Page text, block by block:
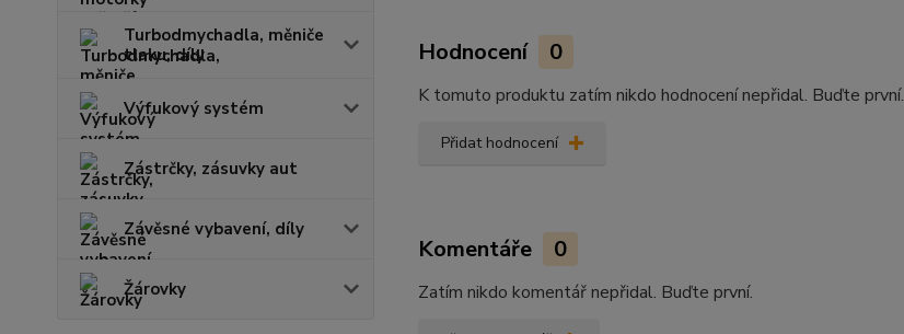
Turbodmychadla, měniče
tlaku, díly
Výfukový systém
Zástrčky, zásuvky aut
Závěsné vybavení, díly
Žárovky
Hodnocení 0
K tomuto produktu zatím nikdo hodnocení nepřidal. Buďte první.
Přidat hodnocení
Komentáře 0
Zatím nikdo komentář nepřidal. Buďte první.